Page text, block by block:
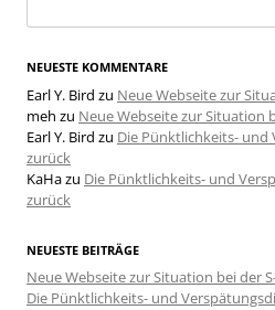
nach:
NEUESTE KOMMENTARE
Earl Y. Bird zu Neue Webseite zur
meh zu Neue Webseite zur Situation
Earl Y. Bird zu Die Pünktlichkeits- und
zurück
KaHazu Die Pünktlichkeits- und
zurück
NEUESTE BEITRÄGE
Neue Webseite zur Situation bei der
Die Pünktlichkeits- und